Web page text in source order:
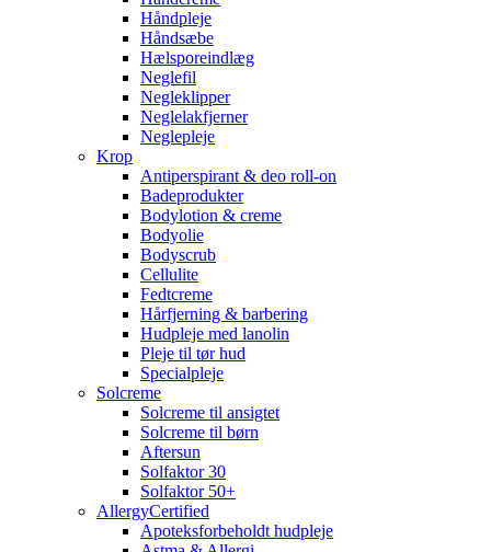
Håndpleje
Håndsæbe
Hælsporeindlæg
Neglefil
Negleklipper
Neglelakfjerner
Neglepleje
Krop
Antiperspirant & deo roll-on
Badeprodukter
Bodylotion & creme
Bodyolie
Bodyscrub
Cellulite
Fedtcreme
Hårfjerning & barbering
Hudpleje med lanolin
Pleje til tør hud
Specialpleje
Solcreme
Solcreme til ansigtet
Solcreme til børn
Aftersun
Solfaktor 30
Solfaktor 50+
AllergyCertified
Apoteksforbeholdt hudpleje